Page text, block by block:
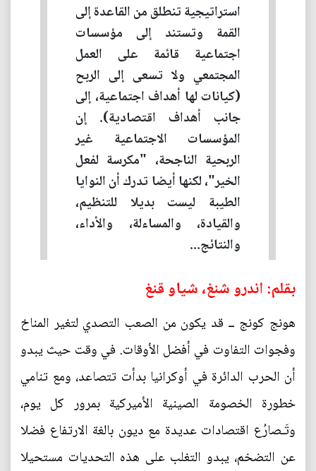
استراتيجية تنطلق من القاعدة إلى
القمة وتستند إلى مؤسسات
اجتماعية قائمة على العمل
المجتمعي ولا تسعى إلى الربح
(كيانات لها أهداف اجتماعية، إلى
جانب أهداف اقتصادية). إن
المؤسسات الاجتماعية غير
الربحية الناجحة، "مكرسة لفعل
الخير"، لكنها أيضا تدرك أن النوايا
الطيبة ليست بديلا للتنظيم،
والقيادة، والمساءلة، والأداء،
والنتائج...
بقلم: اندرو شنغ، شياو قنغ
هونج كونج ــ قد يكون من الصعب التصدي لتغير المناخ
وفجوات التفاوت في أفضل الأوقات. في وقت حيث يبدو
أن الحرب الدائرة في أوكرانيا بدأت تتصاعد، ومع تنامي
خطورة الخصومة الصينية الأميركية بمرور كل يوم،
وتَـصارُع اقتصادات عديدة مع ديون بالغة الارتفاع فضلا
عن التضخم، يبدو التغلب على هذه التحديات مستحيلا